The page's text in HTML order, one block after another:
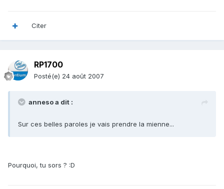
Citer
RP1700
Posté(e) 24 août 2007
anneso a dit :
Sur ces belles paroles je vais prendre la mienne...
Pourquoi, tu sors ? :D